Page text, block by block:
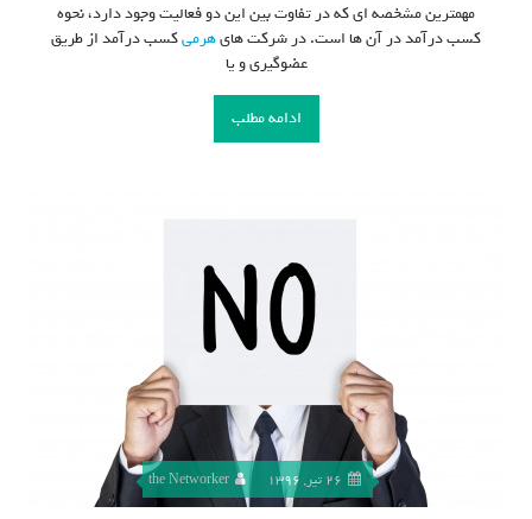
مهمترین مشخصه ای که در تفاوت بین این دو فعالیت وجود دارد، نحوه
کسب درآمد در آن ها است. در شرکت هایهرمیکسب درآمد از طریق
عضوگیری و یا
ادامه مطلب
26 تیر, 1396 the Networker